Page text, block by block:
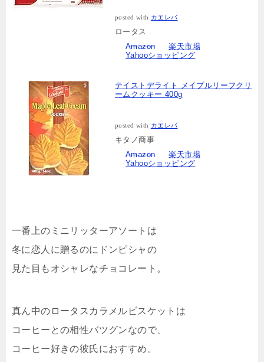
posted with カエレバ
ロータス
Amazon
楽天市場
Yahooショッピング
テイストデライト メイプルリーフクリ
ームクッキー 400g
posted with カエレバ
キタノ商事
Amazon
楽天市場
Yahooショッピング
一番上のミニリッターアソートは
冬に恋人に贈るのにドンピシャの
見た目もオシャレなチョコレート。
真ん中のロータスカラメルビスケットは
コーヒーとの相性バツグンなので、
コーヒー好きの彼氏におすすめ。